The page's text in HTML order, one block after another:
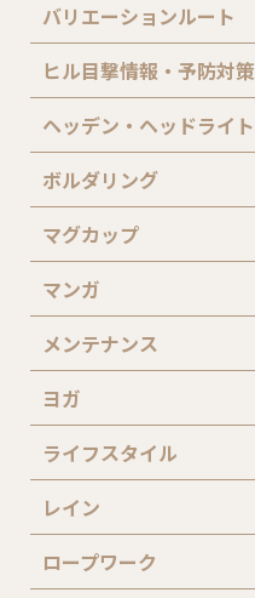
バリエーションルート
ヒル目撃情報・予防対策
ヘッデン・ヘッドライト
ボルダリング
マグカップ
マンガ
メンテナンス
ヨガ
ライフスタイル
レイン
ロープワーク